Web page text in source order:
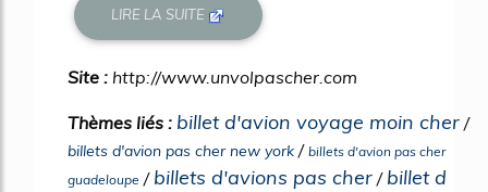
LIRE LA SUITE
Site : http://www.unvolpascher.com
Thèmes liés : billet d'avion voyage moin cher /
billets d'avion pas cher new york / billets d'avion pas cher
guadeloupe / billets d'avions pas cher / billet d